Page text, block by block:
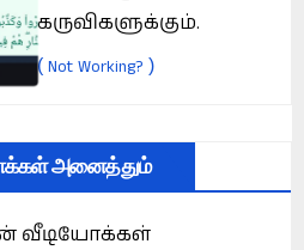
கருவிகளுக்கும்.
(Not Working? )
அனைத்தும்
வீடியோக்கள்